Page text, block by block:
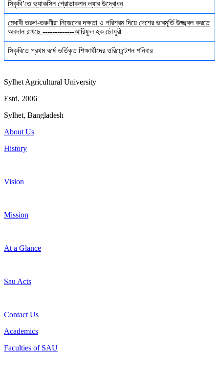
সিকৃবি’তে ভ্যাকসিন প্রোডাকশন ল্যাব উদ্বোধন
মেধাবী তরুণ-তরুণীরা নিজেদের দক্ষতা ও পরিশ্রম দিয়ে দেশের ভাবমূর্তি উজ্জ্বল করতে
অবদান রাখছে -------------আরিফুল হক চৌধুরী
সিকৃবিতে প্রথম বর্ষে ভর্তিকৃত শিক্ষার্থীদের ওরিয়েন্টেশন শনিবার
Sylhet Agricultural University
Estd. 2006
Sylhet, Bangladesh
About Us
History
Vision
Mission
At a Glance
Sau Acts
Contact Us
Academics
Faculties of SAU